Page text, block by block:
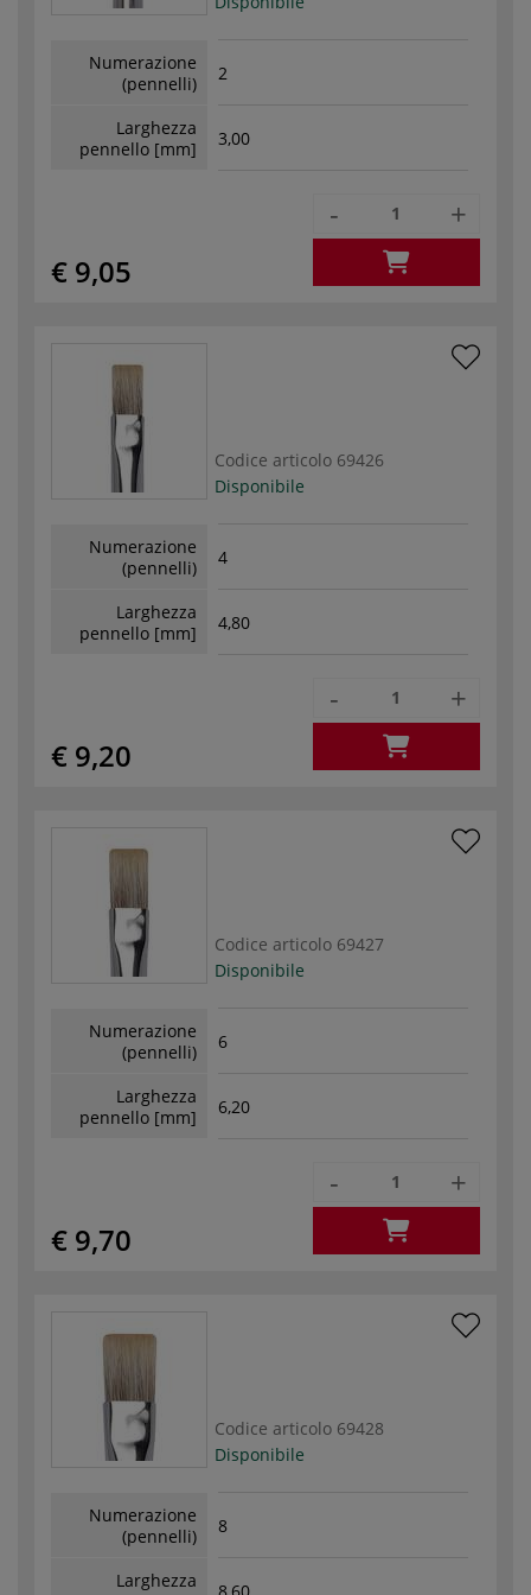
Numerazione
(pennelli)
2
Larghezza
pennello [mm]
3,00
€ 9,05
- +
Codice articolo 69426
Disponibile
Numerazione
(pennelli)
4
Larghezza
pennello [mm]
4,80
€ 9,20
- +
Codice articolo 69427
Disponibile
Numerazione
(pennelli)
6
Larghezza
pennello [mm]
6,20
€ 9,70
- +
Codice articolo 69428
Disponibile
Numerazione
(pennelli)
8
Larghezza